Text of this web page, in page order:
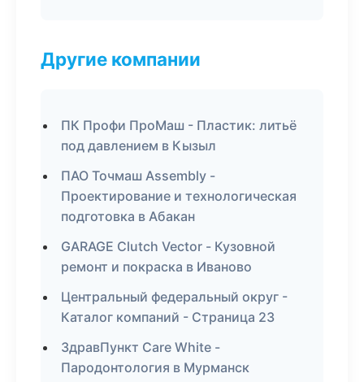
Другие компании
ПК Профи ПроМаш - Пластик: литьё
под давлением в Кызыл
ПАО Точмаш Assembly -
Проектирование и технологическая
подготовка в Абакан
GARAGE Clutch Vector - Кузовной
ремонт и покраска в Иваново
Центральный федеральный округ -
Каталог компаний - Страница 23
ЗдравПункт Care White -
Пародонтология в Мурманск